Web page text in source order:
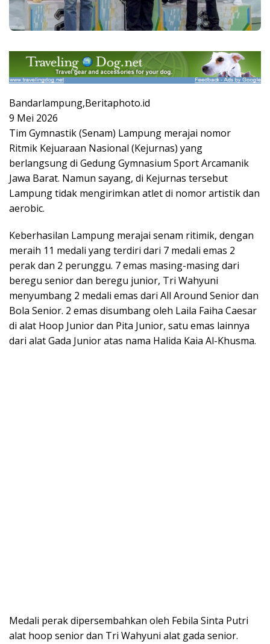
Bandarlampung,Beritaphoto.id
9 Mei 2026
Tim Gymnastik (Senam) Lampung merajai nomor
Ritmik Kejuaraan Nasional (Kejurnas) yang
berlangsung di Gedung Gymnasium Sport Arcamanik
Jawa Barat. Namun sayang, di Kejurnas tersebut
Lampung tidak mengirimkan atlet di nomor artistik dan
aerobic.
Keberhasilan Lampung merajai senam ritimik, dengan
meraih 11 medali yang terdiri dari 7 medali emas 2
perak dan 2 perunggu. 7 emas masing-masing dari
beregu senior dan beregu junior, Tri Wahyuni
menyumbang 2 medali emas dari All Around Senior dan
Bola Senior. 2 emas disumbang oleh Laila Faiha Caesar
di alat Hoop Junior dan Pita Junior, satu emas lainnya
dari alat Gada Junior atas nama Halida Kaia Al-Khusma.
Medali perak dipersembahkan oleh Febila Sinta Putri
alat hoop senior dan Tri Wahyuni alat gada senior.